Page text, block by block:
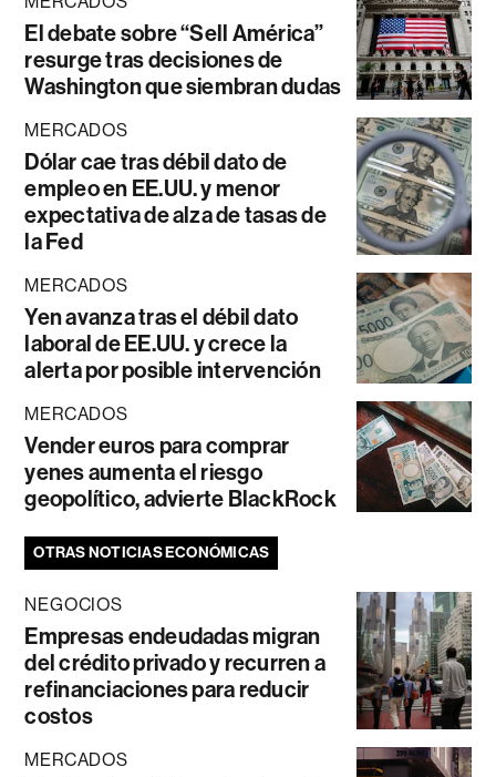
El debate sobre “Sell América”
resurge tras decisiones de
Washington que siembran dudas
MERCADOS
Dólar cae tras débil dato de
empleo en EE.UU. y menor
expectativa de alza de tasas de
la Fed
MERCADOS
Yen avanza tras el débil dato
laboral de EE.UU. y crece la
alerta por posible intervención
MERCADOS
Vender euros para comprar
yenes aumenta el riesgo
geopolítico, advierte BlackRock
OTRAS NOTICIAS ECONÓMICAS
NEGOCIOS
Empresas endeudadas migran
del crédito privado y recurren a
refinanciaciones para reducir
costos
MERCADOS